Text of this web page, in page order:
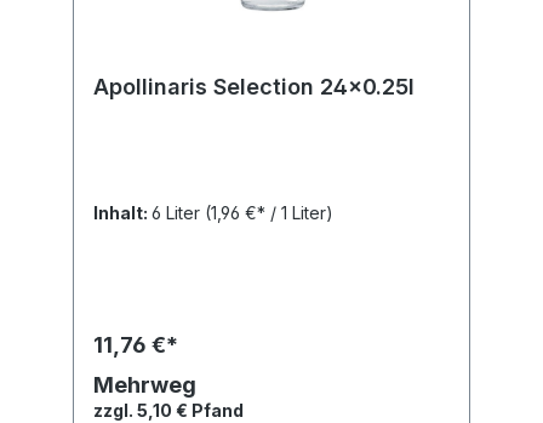
Apollinaris Selection 24x0.25l
Inhalt: 6 Liter (1,96 €* / 1 Liter)
11,76 €*
Mehrweg
zzgl. 5,10 € Pfand